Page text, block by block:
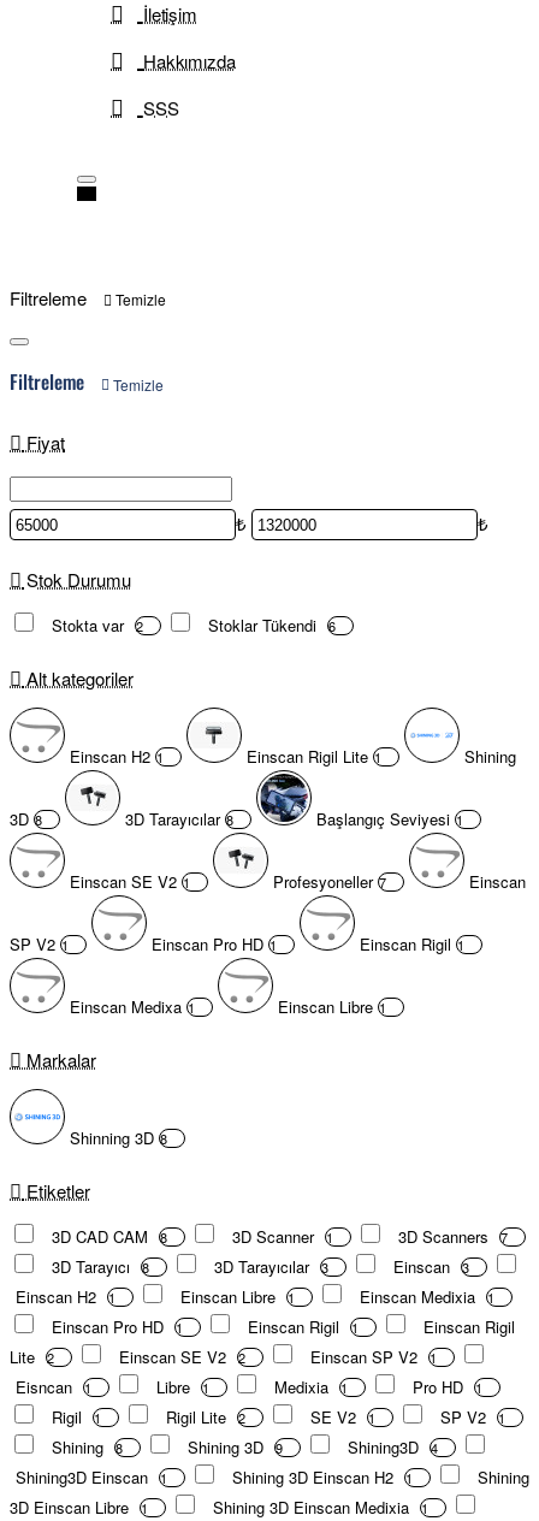
İletişim
Hakkımızda
SSS
Filtreleme Temizle
Filtreleme Temizle
Fiyat
₺ ₺
Stok Durumu
Stokta var 2 Stoklar Tükendi 6
Alt kategoriler
Einscan H2 1 Einscan Rigil Lite 1 Shining
3D 8 3D Tarayıcılar 8 Başlangıç Seviyesi 1
Einscan SE V2 1 Profesyoneller 7 Einscan
SP V2 1 Einscan Pro HD 1 Einscan Rigil 1
Einscan Medixa 1 Einscan Libre 1
Markalar
Shinning 3D 8
Etiketler
3D CAD CAM 8 3D Scanner 1 3D Scanners 7
3D Tarayıcı 8 3D Tarayıcılar 3 Einscan 3
Einscan H2 1 Einscan Libre 1 Einscan Medixia 1
Einscan Pro HD 1 Einscan Rigil 1
Einscan Rigil
Lite
2 Einscan SE V2 2 Einscan SP V2 1
Eisncan 1 Libre 1 Medixia 1 Pro HD 1
Rigil 1 Rigil Lite 2 SE V2 1 SP V2 1
Shining 8 Shining 3D 9 Shining3D 4
Shining3D Einscan 1 Shining 3D Einscan H2 1
Shining
3D Einscan Libre
1 Shining 3D Einscan Medixia 1